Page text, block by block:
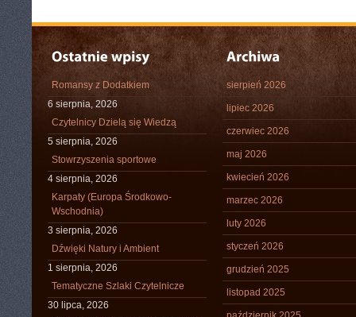
Romansy z Dodatkiem
6 sierpnia, 2026
Czytelnicy Dzielą się Wiedzą
5 sierpnia, 2026
Stowrzyszenia sportowe
4 sierpnia, 2026
Karpaty (Europa Środkowo-
Wschodnia)
3 sierpnia, 2026
Dźwięki Natury i Ambient
1 sierpnia, 2026
Tematyczne Szlaki Czytelnicze
30 lipca, 2026
sierpień 2026
lipiec 2026
czerwiec 2026
maj 2026
kwiecień 2026
marzec 2026
luty 2026
styczeń 2026
grudzień 2025
listopad 2025